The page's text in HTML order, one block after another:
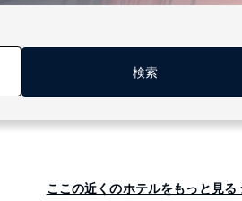
検索
ここの近くのホテルをもっと見る